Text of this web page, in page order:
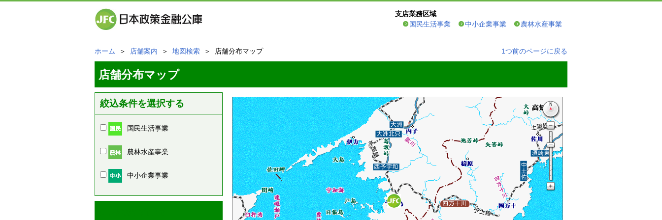
支店業務区域
国民生活事業
中小企業事業 農林水産事業
ホーム ＞ 店舗案内 ＞ 地図検索 ＞ 店舗分布マップ 1つ前のページに戻る
店舗分布マップ
絞込条件を選択する
国民生活事業
農林水産事業
中小企業事業